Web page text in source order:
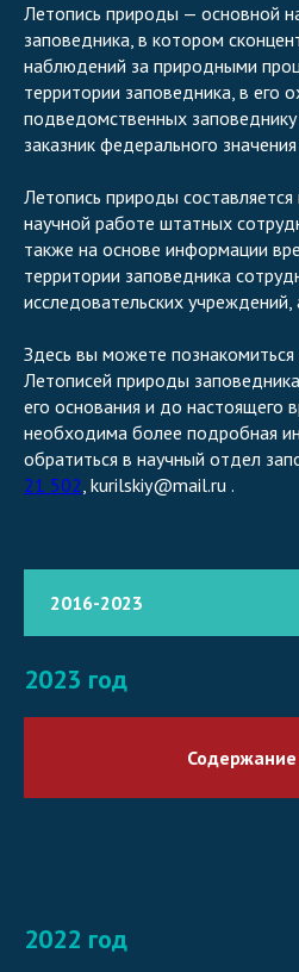
Летопись природы — основной
заповедника, в котором
наблюдений за природными
территории заповедника, в его
подведомственных
заказник федерального
Летопись природы
научной работе штатных
также на основе информации
территории заповедника
исследовательских учреждений,
Здесь вы можете
Летописей природы
его основания и до настоящего
необходима более подробная
обратиться в научный отдел
21 502, kurilskiy@mail.ru .
2023 год
Содержание
2022 год